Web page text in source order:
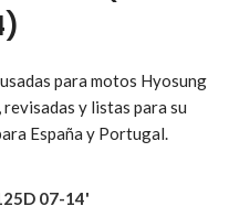
para motos Hyosung
y listas para su
España y Portugal.
07-14'